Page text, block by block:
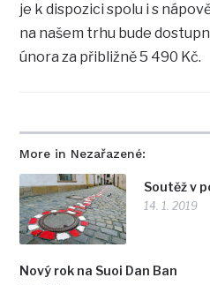
More in Nezařazené:
Soutěž v
14. 1. 2019
Nový rok na Suoi Dan Ban
je k dispozici spolu i s
na našem trhu bude
února za přibližně 5 490 Kč.